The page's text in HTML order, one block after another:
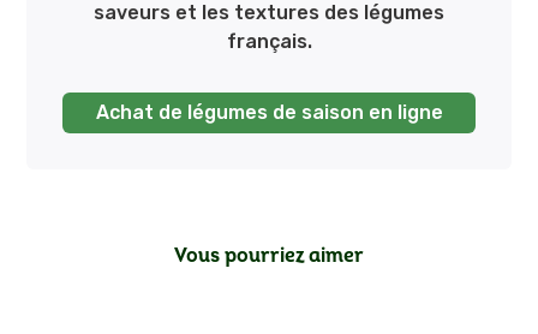
saveurs et les textures des légumes
français.
Achat de légumes de saison en ligne
Vous pourriez aimer